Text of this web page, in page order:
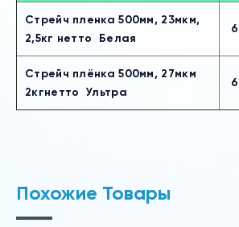
Стрейч пленка 500мм, 23мкм,
2,5кг нетто Белая
6
Стрейч плёнка 500мм, 27мкм
2кгнетто Ультра
6
Похожие Товары